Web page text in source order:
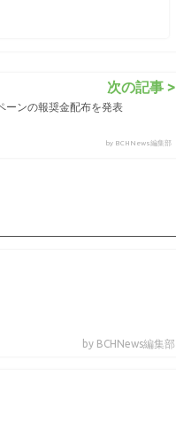
次の記事 >
ーンの報奨金配布を発表
by BCHNews編集部
by BCHNews編集部